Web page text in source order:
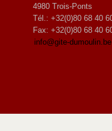
4980 Trois-Ponts
Tél.: +32(0)80 68 40
Fax: +32(0)80 68 40
info@gite-dumoulin.be